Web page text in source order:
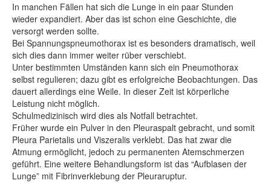
In manchen Fällen hat sich die Lunge in ein paar Stunden
wieder expandiert. Aber das ist schon eine Geschichte, die
versorgt werden sollte.
Bei Spannungspneumothorax ist es besonders dramatisch, weil
sich dies dann immer weiter rüber verschiebt.
Unter bestimmten Umständen kann sich ein Pneumothorax
selbst regulieren; dazu gibt es erfolgreiche Beobachtungen. Das
dauert allerdings eine Weile. In dieser Zeit ist körperliche
Leistung nicht möglich.
Schulmedizinisch wird dies als Notfall betrachtet.
Früher wurde ein Pulver in den Pleuraspalt gebracht, und somit
Pleura Parietalis und Viszeralis verklebt. Das hat zwar die
Atmung ermöglicht, jedoch zu permanenten Atemschmerzen
geführt. Eine weitere Behandlungsform ist das “Aufblasen der
Lunge” mit Fibrinverklebung der Pleuraruptur.